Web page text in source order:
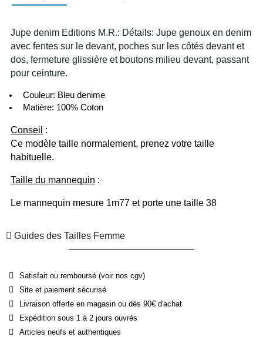
Jupe denim Editions M.R.: Détails: Jupe genoux en denim
avec fentes sur le devant, poches sur les côtés devant et
dos, fermeture glissière et boutons milieu devant, passant
pour ceinture.
Couleur: Bleu denime
Matière: 100% Coton
Conseil :
Ce modèle taille normalement, prenez votre taille
habituelle.
Taille du mannequin :
Le mannequin mesure 1m77 et porte une taille 38
Guides des Tailles Femme
Satisfait ou remboursé (voir nos cgv)
Site et paiement sécurisé
Livraison offerte en magasin ou dès 90€ d'achat
Expédition sous 1 à 2 jours ouvrés
Articles neufs et authentiques